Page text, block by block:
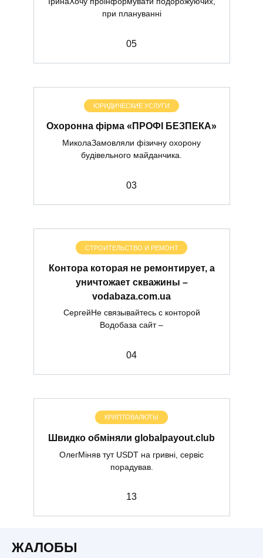
при плануванні
05
ЮРИДИЧЕСКИЕ УСЛУГИ
Охоронна фірма «ПРОФІ БЕЗПЕКА»
МиколаЗамовляли фізичну охорону
будівельного майданчика.
03
СТРОИТЕЛЬСТВО И РЕМОНТ
Контора которая не ремонтирует, а
уничтожает скважины –
vodabaza.com.ua
СергейНе связывайтесь с конторой
Водобаза сайт –
04
КРИПТОВАЛЮТЫ
Швидко обміняли globalpayout.club
ОлегМіняв тут USDT на гривні, сервіс
порадував.
13
ЖАЛОБЫ